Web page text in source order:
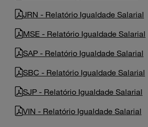
JRN - Relatório Igualdade Salarial
MSE - Relatório Igualdade Salarial
SAP - Relatório Igualdade Salarial
SBC - Relatório Igualdade Salarial
SJP - Relatório Igualdade Salarial
VIN - Relatório Igualdade Salarial